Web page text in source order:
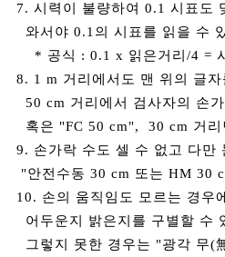
7. 시력이 불량하여 0.1 시표도
와서야 0.1의 시표를 읽을 수
* 공식 : 0.1 x 읽은거리/4 =
8. 1 m 거리에서도 맨 위의 글
50 cm 거리에서 검사자의 손
혹은 "FC 50 cm", 30 cm 거
9. 손가락 수도 셀 수 없고 다만
"안전수동 30 cm 또는 HM 30
10. 손의 움직임도 모르는 경
어두운지 밝은지를 구별할 수
그렇지 못한 경우는 "광각 무(